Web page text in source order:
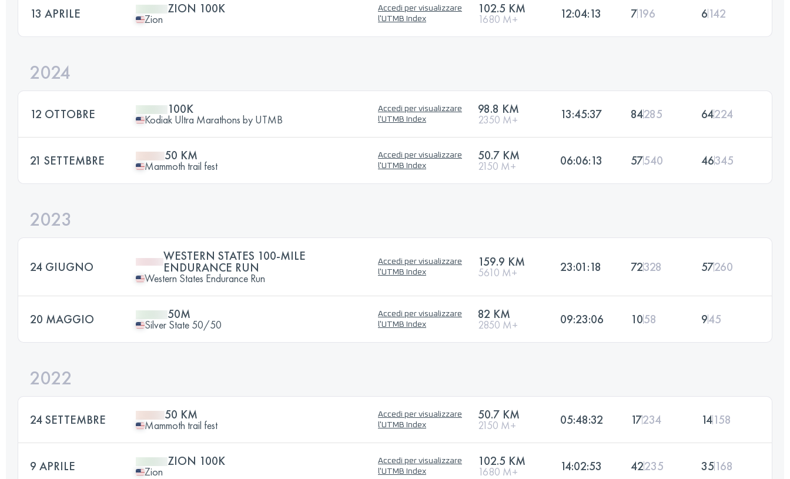
13 APRILE ZION 100K
Zion
Accedi per visualizzare
l'UTMB Index
102.5 KM
1680 M+ 12:04:13 7196 6142
2024
12 OTTOBRE 100K
Kodiak Ultra Marathons by UTMB
Accedi per visualizzare
l'UTMB Index
98.8 KM
2350 M+ 13:45:37 84285 64224
21 SETTEMBRE 50 KM
Mammoth trail fest
Accedi per visualizzare
l'UTMB Index
50.7 KM
2150 M+ 06:06:13 57540 46345
2023
24 GIUGNO
WESTERN STATES 100-MILE
ENDURANCE RUN
Western States Endurance Run
Accedi per visualizzare
l'UTMB Index
159.9 KM
5610 M+ 23:01:18 72328 57260
20 MAGGIO 50M
Silver State 50/50
Accedi per visualizzare
l'UTMB Index
82 KM
2850 M+ 09:23:06 1058 945
2022
24 SETTEMBRE 50 KM
Mammoth trail fest
Accedi per visualizzare
l'UTMB Index
50.7 KM
2150 M+ 05:48:32 17234 14158
9 APRILE ZION 100K
Zion
Accedi per visualizzare
l'UTMB Index
102.5 KM
1680 M+ 14:02:53 42235 35168